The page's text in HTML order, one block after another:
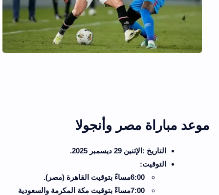
موعد مباراة مصر وأنجولا
التاريخ : الإثنين 29 ديسمبر 2025
.
التوقيت:
6:00مساءً بتوقيت القاهرة (مصر).
7:00مساءً بتوقيت مكة المكرمة والسعودية